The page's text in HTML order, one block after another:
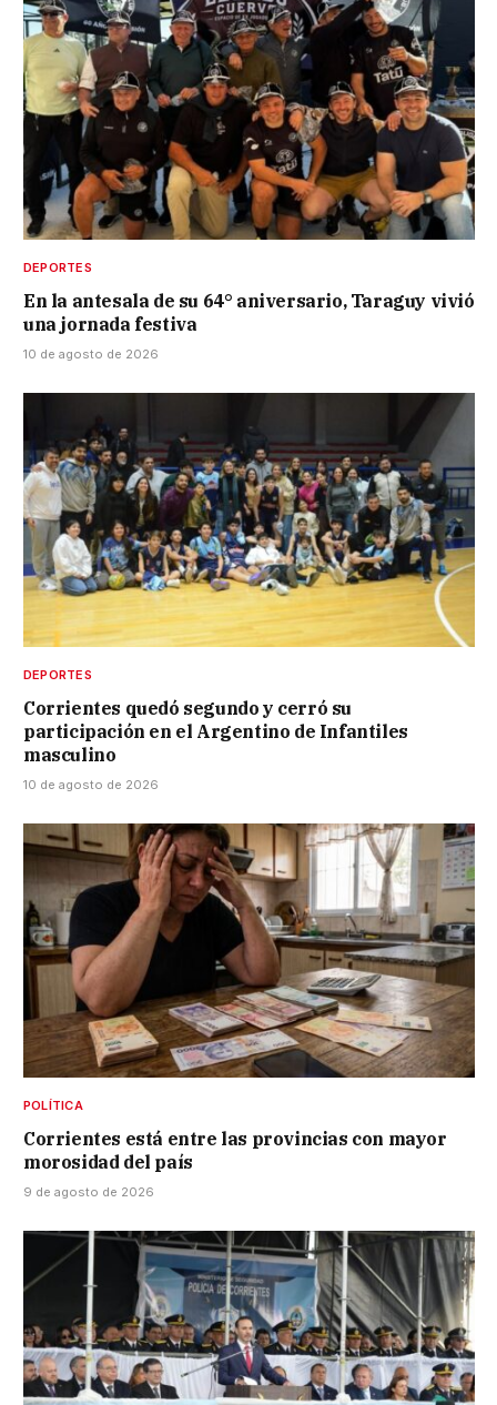
DEPORTES
En la antesala de su 64° aniversario, Taraguy vivió
una jornada festiva
10 de agosto de 2026
DEPORTES
Corrientes quedó segundo y cerró su
participación en el Argentino de Infantiles
masculino
10 de agosto de 2026
POLÍTICA
Corrientes está entre las provincias con mayor
morosidad del país
9 de agosto de 2026